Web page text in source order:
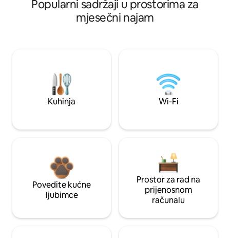
Popularni sadržaji u prostorima za
mjesečni najam
Kuhinja Wi-Fi
Povedite kućne
ljubimce
Prostor za rad na
prijenosnom
računalu